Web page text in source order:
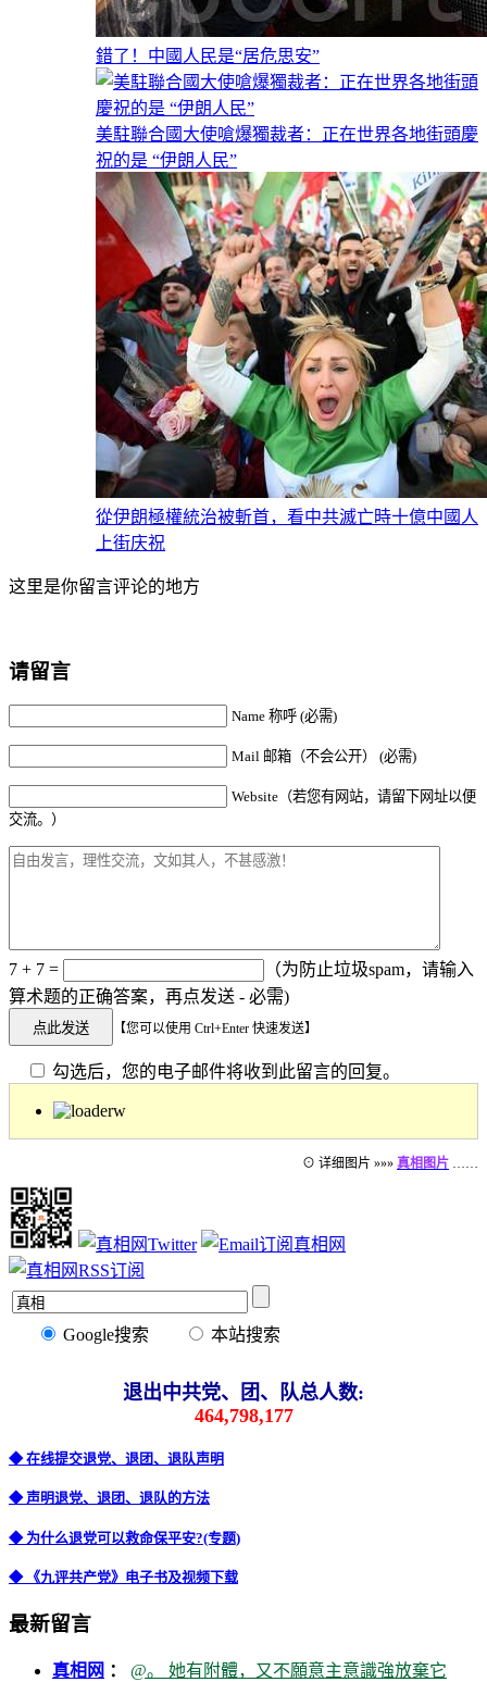
錯了！中國人民是“居危思安”
美駐聯合國大使嗆爆獨裁者：正在世界各地街頭慶
祝的是 “伊朗人民”
從伊朗極權統治被斬首，看中共滅亡時十億中國人
上街庆祝
这里是你留言评论的地方
请留言
Name 称呼 (必需)
Mail 邮箱（不会公开） (必需)
Website（若您有网站，请留下网址以便
交流。）
7 + 7 =
（为防止垃圾spam，请输入
算术题的正确答案，再点发送 - 必需)
【您可以使用 Ctrl+Enter 快速发送】
勾选后，您的电子邮件将收到此留言的回复。
⊙ 详细图片 »»» 真相图片 ……
Google搜索 本站搜索
退出中共党、团、队总人数:
464,798,177
◆ 在线提交退党、退团、退队声明
◆ 声明退党、退团、退队的方法
◆ 为什么退党可以救命保平安?(专题)
◆ 《九评共产党》电子书及视频下载
最新留言
真相网 ： @。 她有附體，又不願意主意識強放棄它